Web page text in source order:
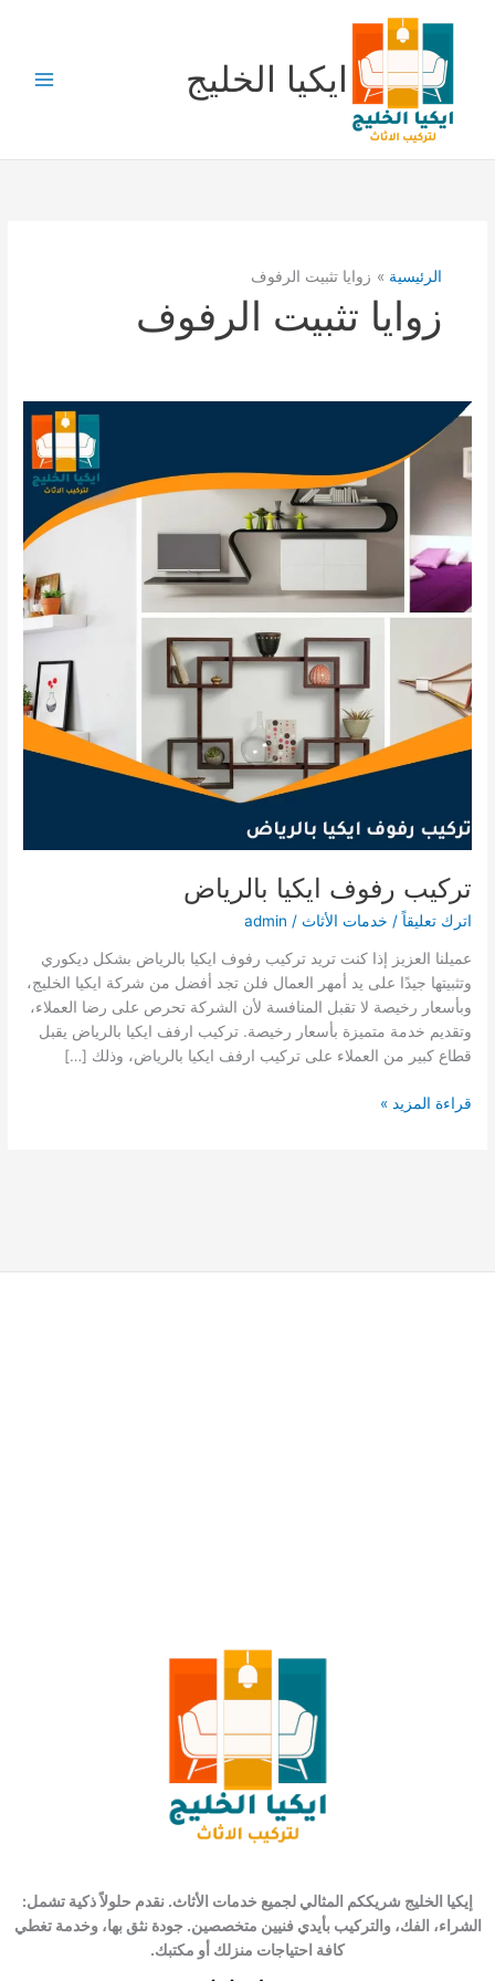
المحتوى
ايكيا الخليج
الرئيسية زوايا تثبيت الرفوف
زوايا تثبيت الرفوف
تركيب رفوف ايكيا بالرياض
اترك تعليقاً / خدمات الأثاث /
admin
عميلنا العزيز إذا كنت تريد تركيب رفوف ايكيا بالرياض بشكل ديكوري
وتثبيتها جيدًا على يد أمهر العمال فلن تجد أفضل من شركة ايكيا الخليج،
وبأسعار رخيصة لا تقبل المنافسة لأن الشركة تحرص على رضا العملاء،
وتقديم خدمة متميزة بأسعار رخيصة. تركيب ارفف ايكيا بالرياض يقبل
قطاع كبير من العملاء على تركيب ارفف ايكيا بالرياض، وذلك […]
تركيب
قراءة المزيد »
إيكيا الخليج شريككم المثالي لجميع خدمات الأثاث. نقدم حلولاً ذكية تشمل:
الشراء، الفك، والتركيب بأيدي فنيين متخصصين. جودة نثق بها، وخدمة تغطي
كافة احتياجات منزلك أو مكتبك.